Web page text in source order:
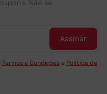
Não se
Assinar
Termos e Condições e Política de